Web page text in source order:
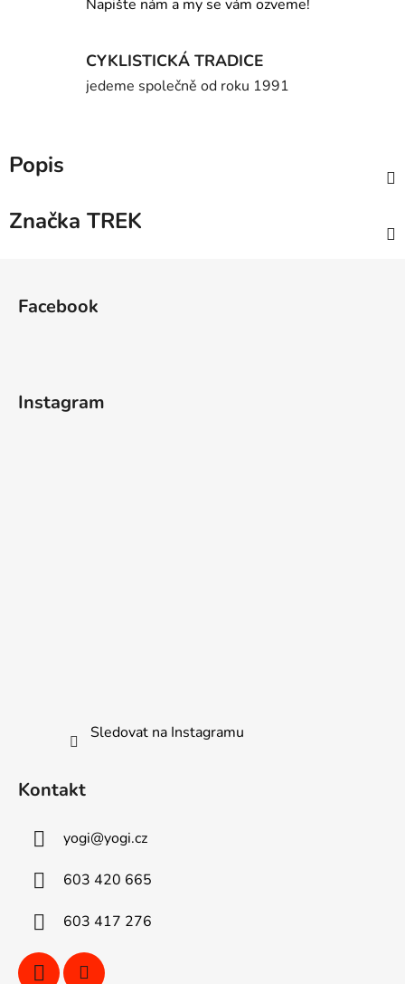
Napište nám a my se vám ozveme!
CYKLISTICKÁ TRADICE
jedeme společně od roku 1991
Popis
Značka TREK
Facebook
Instagram
Sledovat na Instagramu
Kontakt
yogi@yogi.cz
603 420 665
603 417 276